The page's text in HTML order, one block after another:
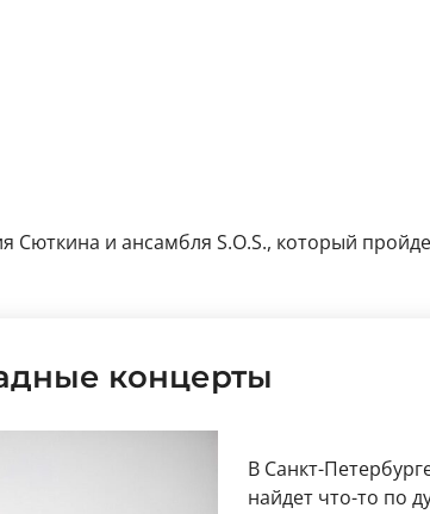
Сюткина и ансамбля S.O.S., который
концерты
В Санкт-
найдет что-то по